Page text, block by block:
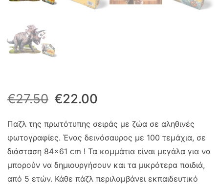
€27.50 Original
price
was:
€27.50.
€22.00
τρέχουσα
τιμή
είναι:
Παζλ της πρωτότυπης σειράς με ζώα σε αληθινές
φωτογραφίες. Ένας δεινόσαυρος με 100 τεμάχια, σε
διάσταση 84×61 cm ! Τα κομμάτια είναι μεγάλα για να
μπορούν να δημιουργήσουν και τα μικρότερα παιδιά,
από 5 ετών. Κάθε πάζλ περιλαμβάνει εκπαιδευτικό